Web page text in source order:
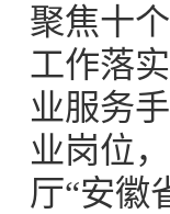
聚焦十
工作落
业服务
业岗位
厅“安徽